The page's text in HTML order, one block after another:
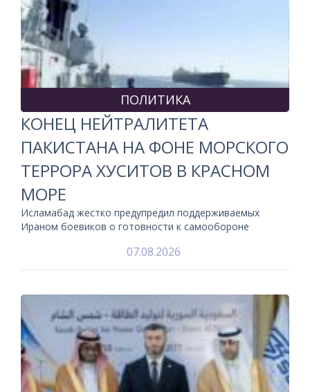
ПОЛИТИКА
КОНЕЦ НЕЙТРАЛИТЕТА
ПАКИСТАНА НА ФОНЕ МОРСКОГО
ТЕРРОРА ХУСИТОВ В КРАСНОМ
МОРЕ
Исламабад жестко предупредил поддерживаемых
Ираном боевиков о готовности к самообороне
07.08.2026